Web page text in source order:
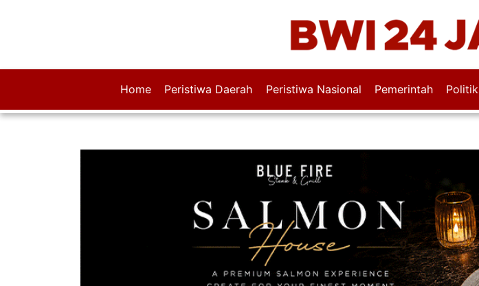
Home Peristiwa Daerah Peristiwa Nasional Pemerintah Politik